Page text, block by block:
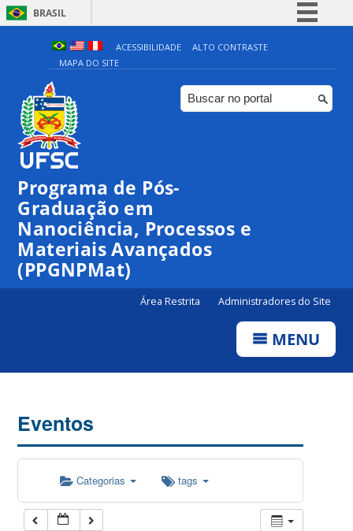
BRASIL
Simplifique!
Comunica BR
Participe
ACESSIBILIDADE
ALTO CONTRASTE
MAPA DO SITE
Programa de Pós-
Graduação em
Nanociência, Processos e
Materiais Avançados
(PPGNPMat)
Área Restrita Administradores do Site
MENU
Eventos
Categorias tags